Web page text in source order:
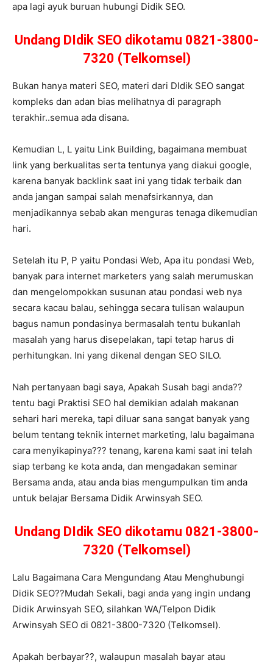
apa lagi ayuk buruan hubungi Didik SEO.
Undang DIdik SEO dikotamu 0821-3800-
7320 (Telkomsel)
Bukan hanya materi SEO, materi dari DIdik SEO sangat
kompleks dan adan bias melihatnya di paragraph
terakhir..semua ada disana.
Kemudian L, L yaitu Link Building, bagaimana membuat
link yang berkualitas serta tentunya yang diakui google,
karena banyak backlink saat ini yang tidak terbaik dan
anda jangan sampai salah menafsirkannya, dan
menjadikannya sebab akan menguras tenaga dikemudian
hari.
Setelah itu P, P yaitu Pondasi Web, Apa itu pondasi Web,
banyak para internet marketers yang salah merumuskan
dan mengelompokkan susunan atau pondasi web nya
secara kacau balau, sehingga secara tulisan walaupun
bagus namun pondasinya bermasalah tentu bukanlah
masalah yang harus disepelakan, tapi tetap harus di
perhitungkan. Ini yang dikenal dengan SEO SILO.
Nah pertanyaan bagi saya, Apakah Susah bagi anda??
tentu bagi Praktisi SEO hal demikian adalah makanan
sehari hari mereka, tapi diluar sana sangat banyak yang
belum tentang teknik internet marketing, lalu bagaimana
cara menyikapinya??? tenang, karena kami saat ini telah
siap terbang ke kota anda, dan mengadakan seminar
Bersama anda, atau anda bias mengumpulkan tim anda
untuk belajar Bersama Didik Arwinsyah SEO.
Undang DIdik SEO dikotamu 0821-3800-
7320 (Telkomsel)
Lalu Bagaimana Cara Mengundang Atau Menghubungi
Didik SEO??Mudah Sekali, bagi anda yang ingin undang
Didik Arwinsyah SEO, silahkan WA/Telpon Didik
Arwinsyah SEO di 0821-3800-7320 (Telkomsel).
Apakah berbayar??, walaupun masalah bayar atau